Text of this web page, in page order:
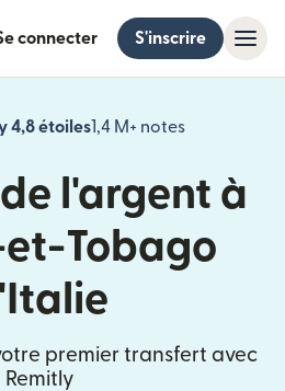
connecter S'inscrire
4,8 étoiles1,4 M+ notes
l'argent à
Tobago
premier transfert avec
Remitly